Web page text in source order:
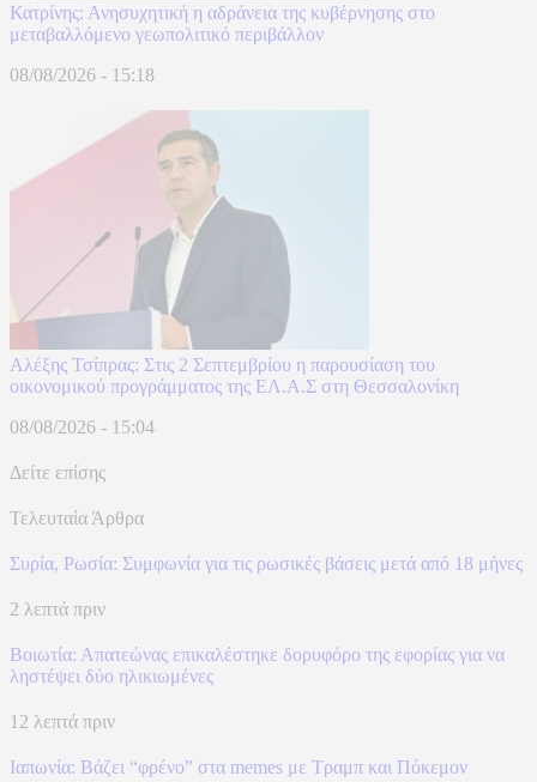
Κατρίνης: Ανησυχητική η αδράνεια της κυβέρνησης στο
μεταβαλλόμενο γεωπολιτικό περιβάλλον
08/08/2026 - 15:18
Αλέξης Τσίπρας: Στις 2 Σεπτεμβρίου η παρουσίαση του
οικονομικού προγράμματος της ΕΛ.Α.Σ στη Θεσσαλονίκη
08/08/2026 - 15:04
Δείτε επίσης
Τελευταία Άρθρα
Συρία, Ρωσία: Συμφωνία για τις ρωσικές βάσεις μετά από 18 μήνες
2 λεπτά πριν
Βοιωτία: Απατεώνας επικαλέστηκε δορυφόρο της εφορίας για να
ληστέψει δύο ηλικιωμένες
12 λεπτά πριν
Ιαπωνία: Βάζει “φρένο” στα memes με Τραμπ και Πόκεμον